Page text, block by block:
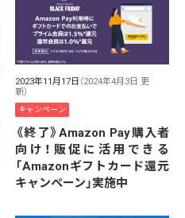
2023年11月17日 （2024年4月3日 更
新）
キャンペーン
《終了》Amazon Pay購入者
向け！販促に活用できる
「Amazonギフトカード還元
キャンペーン」実施中